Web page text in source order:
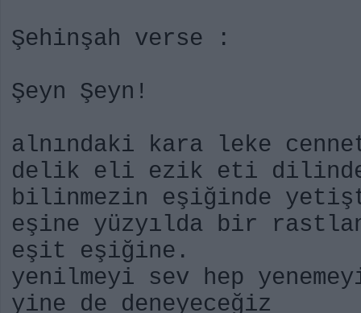
Şehinşah verse :
Şeyn Şeyn!
alnındaki kara leke
delik eli ezik eti
bilinmezin eşiğinde
eşine yüzyılda bir
eşit eşiğine.
yenilmeyi sev hep
yine de deneyeceğiz